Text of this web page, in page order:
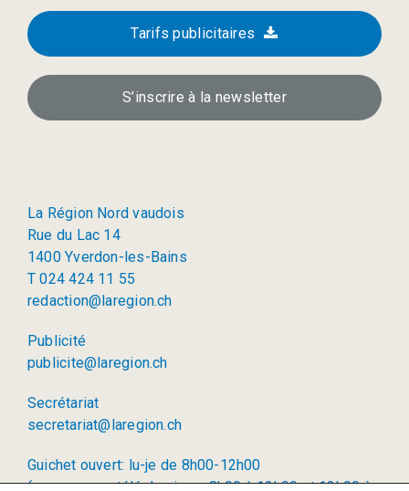
Tarifs publicitaires
S’inscrire à la newsletter
La Région Nord vaudois
Rue du Lac 14
1400 Yverdon-les-Bains
T 024 424 11 55
redaction@laregion.ch
Publicité
publicite@laregion.ch
Secrétariat
secretariat@laregion.ch
Guichet ouvert: lu-je de 8h00-12h00
(permanence téléphonique: 8h00 à 12h00 et 13h00 à